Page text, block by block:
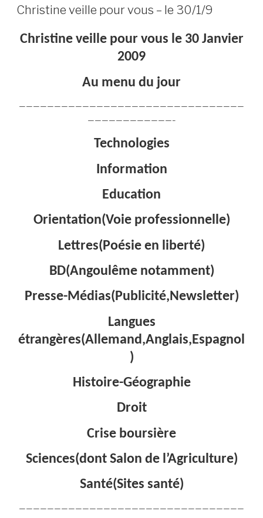
LE
Christine veille pour vous – le 30/1/9
Christine veille pour vous le 30 Janvier
2009
Au menu du jour
————————————————————————————————
————————————–
Technologies
Information
Education
Orientation(Voie professionnelle)
Lettres(Poésie en liberté)
BD(Angoulême notamment)
Presse-Médias(Publicité,Newsletter)
Langues
étrangères(Allemand,Anglais,Espagnol
)
Histoire-Géographie
Droit
Crise boursière
Sciences(dont Salon de l’Agriculture)
Santé(Sites santé)
————————————————————————————————